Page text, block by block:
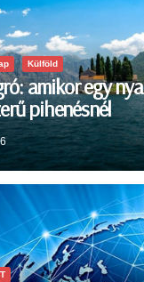
Külföld
amikor egy
pihenésnél